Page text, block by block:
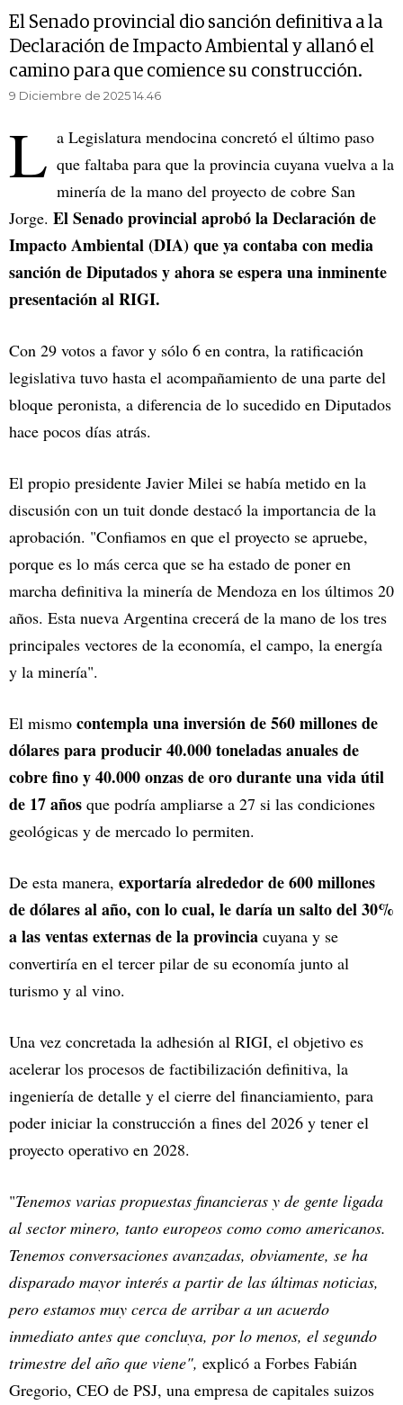
El Senado provincial dio sanción definitiva a la
Declaración de Impacto Ambiental y allanó el
camino para que comience su construcción.
9 Diciembre de 2025 14.46
L a Legislatura mendocina concretó el último paso
que faltaba para que la provincia cuyana vuelva a la
minería de la mano del proyecto de cobre San
Jorge. El Senado provincial aprobó la Declaración de
Impacto Ambiental (DIA) que ya contaba con media
sanción de Diputados y ahora se espera una inminente
presentación al RIGI.
Con 29 votos a favor y sólo 6 en contra, la ratificación
legislativa tuvo hasta el acompañamiento de una parte del
bloque peronista, a diferencia de lo sucedido en Diputados
hace pocos días atrás.
El propio presidente Javier Milei se había metido en la
discusión con un tuit donde destacó la importancia de la
aprobación. "Confiamos en que el proyecto se apruebe,
porque es lo más cerca que se ha estado de poner en
marcha definitiva la minería de Mendoza en los últimos 20
años. Esta nueva Argentina crecerá de la mano de los tres
principales vectores de la economía, el campo, la energía
y la minería".
El mismo contempla una inversión de 560 millones de
dólares para producir 40.000 toneladas anuales de
cobre fino y 40.000 onzas de oro durante una vida útil
de 17 años que podría ampliarse a 27 si las condiciones
geológicas y de mercado lo permiten.
De esta manera, exportaría alrededor de 600 millones
de dólares al año, con lo cual, le daría un salto del 30%
a las ventas externas de la provincia cuyana y se
convertiría en el tercer pilar de su economía junto al
turismo y al vino.
Una vez concretada la adhesión al RIGI, el objetivo es
acelerar los procesos de factibilización definitiva, la
ingeniería de detalle y el cierre del financiamiento, para
poder iniciar la construcción a fines del 2026 y tener el
proyecto operativo en 2028.
"Tenemos varias propuestas financieras y de gente ligada
al sector minero, tanto europeos como como americanos.
Tenemos conversaciones avanzadas, obviamente, se ha
disparado mayor interés a partir de las últimas noticias,
pero estamos muy cerca de arribar a un acuerdo
inmediato antes que concluya, por lo menos, el segundo
trimestre del año que viene", explicó a Forbes Fabián
Gregorio, CEO de PSJ, una empresa de capitales suizos